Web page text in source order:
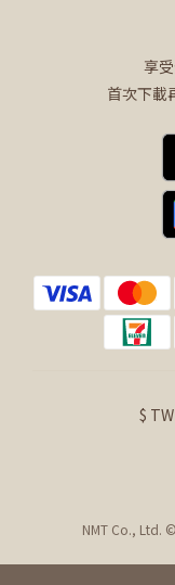
享
首次下載
$
NMT Co., Ltd.